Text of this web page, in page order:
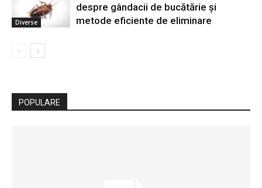
Diverse
despre gândacii de bucătărie și
metode eficiente de eliminare
POPULARE